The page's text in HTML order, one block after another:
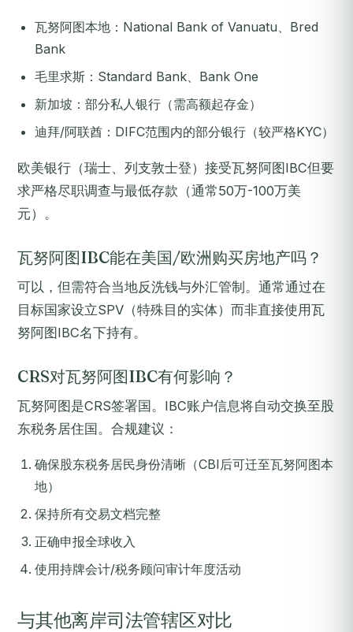
瓦努阿图本地：National Bank of Vanuatu、Bred
Bank
毛里求斯：Standard Bank、Bank One
新加坡：部分私人银行（需高额起存金）
迪拜/阿联酋：DIFC范围内的部分银行（较严格KYC）
欧美银行（瑞士、列支敦士登）接受瓦努阿图IBC但要
求严格尽职调查与最低存款（通常50万-100万美
元）。
瓦努阿图IBC能在美国/欧洲购买房地产吗？
可以，但需符合当地反洗钱与外汇管制。通常通过在
目标国家设立SPV（特殊目的实体）而非直接使用瓦
努阿图IBC名下持有。
CRS对瓦努阿图IBC有何影响？
瓦努阿图是CRS签署国。IBC账户信息将自动交换至股
东税务居住国。合规建议：
确保股东税务居民身份清晰（CBI后可迁至瓦努阿图本
地）
保持所有交易文档完整
正确申报全球收入
使用持牌会计/税务顾问审计年度活动
与其他离岸司法管辖区对比